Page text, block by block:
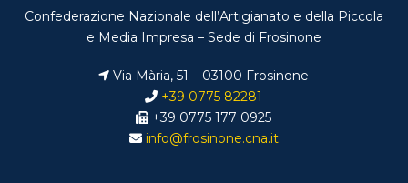
Confederazione Nazionale dell’Artigianato e della Piccola
e Media Impresa – Sede di Frosinone
Via Mària, 51 – 03100 Frosinone
+39 0775 82281
+39 0775 177 0925
info@frosinone.cna.it